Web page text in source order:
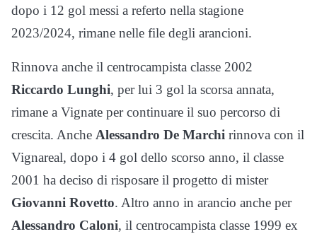
dopo i 12 gol messi a referto nella stagione
2023/2024, rimane nelle file degli arancioni.
Rinnova anche il centrocampista classe 2002
Riccardo Lunghi, per lui 3 gol la scorsa annata,
rimane a Vignate per continuare il suo percorso di
crescita. Anche Alessandro De Marchi rinnova con il
Vignareal, dopo i 4 gol dello scorso anno, il classe
2001 ha deciso di risposare il progetto di mister
Giovanni Rovetto. Altro anno in arancio anche per
Alessandro Caloni, il centrocampista classe 1999 ex